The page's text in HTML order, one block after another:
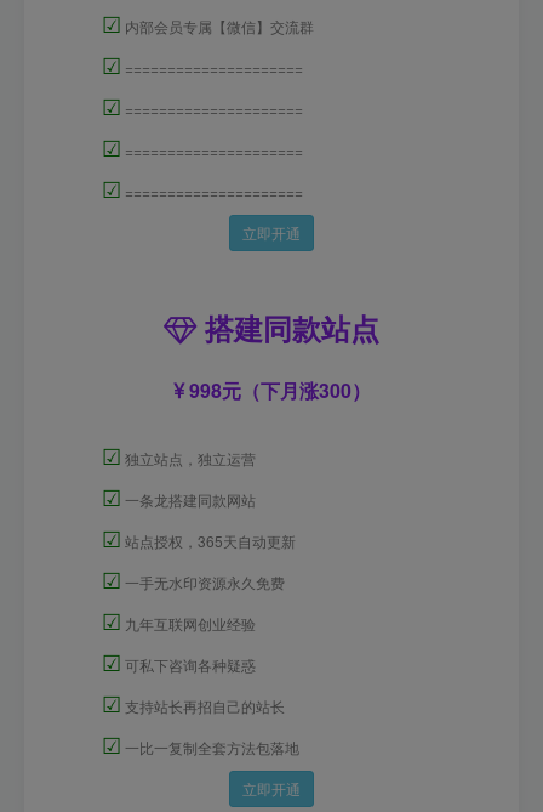
☑ 内部会员专属【微信】交流群
☑ =====================
☑ =====================
☑ =====================
☑ =====================
立即开通
搭建同款站点
998元（下月涨300）
☑ 独立站点，独立运营
☑ 一条龙搭建同款网站
☑ 站点授权，365天自动更新
☑ 一手无水印资源永久免费
☑ 九年互联网创业经验
☑ 可私下咨询各种疑惑
☑ 支持站长再招自己的站长
☑ 一比一复制全套方法包落地
立即开通